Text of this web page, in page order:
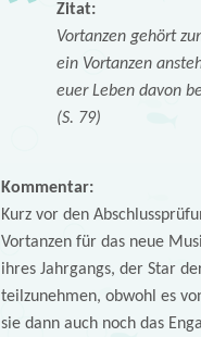
Zitat:
Vortanzen gehört
ein Vortanzen
euer Leben davon
(S. 79)
Kommentar:
Kurz vor den
Vortanzen für das neue
ihres Jahrgangs, der Star
teilzunehmen, obwohl es
sie dann auch noch das